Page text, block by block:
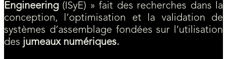
Engineering (ISyE) » fait des recherches dans la
conception, l’optimisation et la validation de
systèmes d’assemblage fondées sur l’utilisation
des jumeaux numériques.